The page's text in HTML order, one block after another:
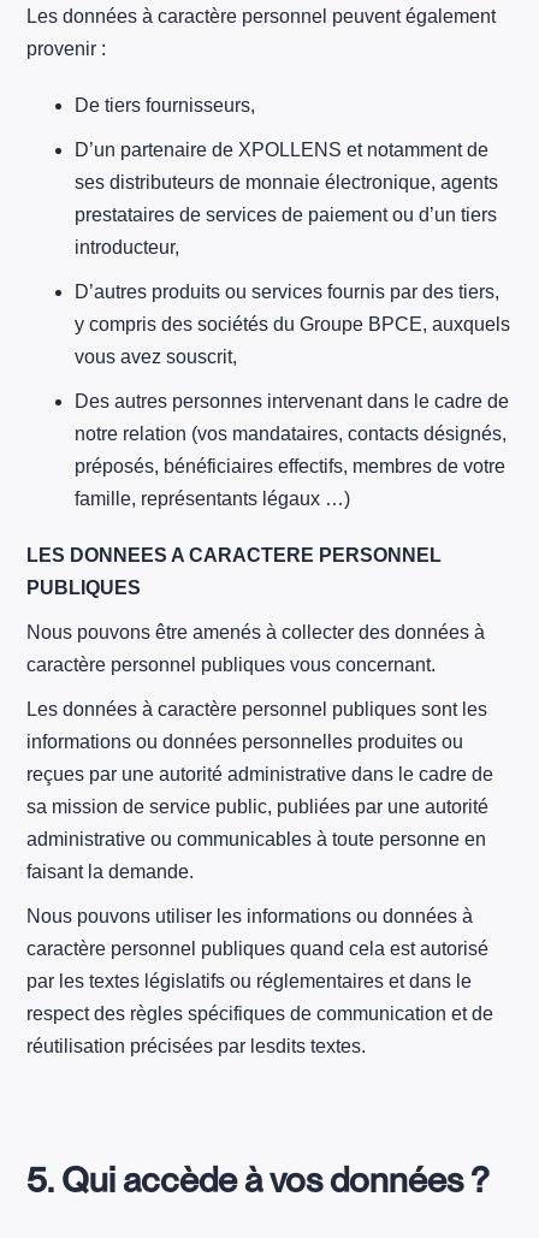
Les données à caractère personnel peuvent également
provenir :
De tiers fournisseurs,
D’un partenaire de XPOLLENS et notamment de
ses distributeurs de monnaie électronique, agents
prestataires de services de paiement ou d’un tiers
introducteur,
D’autres produits ou services fournis par des tiers,
y compris des sociétés du Groupe BPCE, auxquels
vous avez souscrit,
Des autres personnes intervenant dans le cadre de
notre relation (vos mandataires, contacts désignés,
préposés, bénéficiaires effectifs, membres de votre
famille, représentants légaux …)
LES DONNEES A CARACTERE PERSONNEL
PUBLIQUES
Nous pouvons être amenés à collecter des données à
caractère personnel publiques vous concernant.
Les données à caractère personnel publiques sont les
informations ou données personnelles produites ou
reçues par une autorité administrative dans le cadre de
sa mission de service public, publiées par une autorité
administrative ou communicables à toute personne en
faisant la demande.
Nous pouvons utiliser les informations ou données à
caractère personnel publiques quand cela est autorisé
par les textes législatifs ou réglementaires et dans le
respect des règles spécifiques de communication et de
réutilisation précisées par lesdits textes.
5. Qui accède à vos données ?